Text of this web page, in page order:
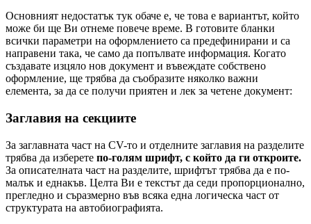
Основният недостатък тук обаче е, че това е вариантът, който
може би ще Ви отнеме повече време. В готовите бланки
всички параметри на оформлението са предефинирани и са
направени така, че само да попълвате информация. Когато
създавате изцяло нов документ и въвеждате собствено
оформление, ще трябва да съобразите няколко важни
елемента, за да се получи приятен и лек за четене документ:
Заглавия на секциите
За заглавната част на CV-то и отделните заглавия на разделите
трябва да изберете по-голям шрифт, с който да ги откроите.
За описателната част на разделите, шрифтът трябва да е по-
малък и еднакъв. Целта Ви е текстът да седи пропорционално,
прегледно и съразмерно във всяка една логическа част от
структурата на автобиографията.